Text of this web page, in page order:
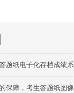
题纸电子化存档成绩
保障，考生答题纸图